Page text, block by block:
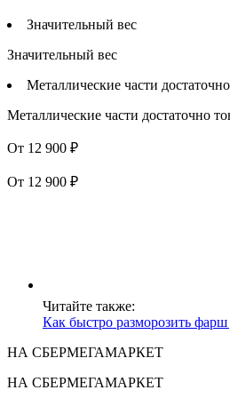
Значительный вес
Значительный вес
Металлические части
Металлические части достаточно
От 12 900 ₽
От 12 900 ₽
Читайте также:
Как быстро разморозить
НА СБЕРМЕГАМАРКЕТ
НА СБЕРМЕГАМАРКЕТ